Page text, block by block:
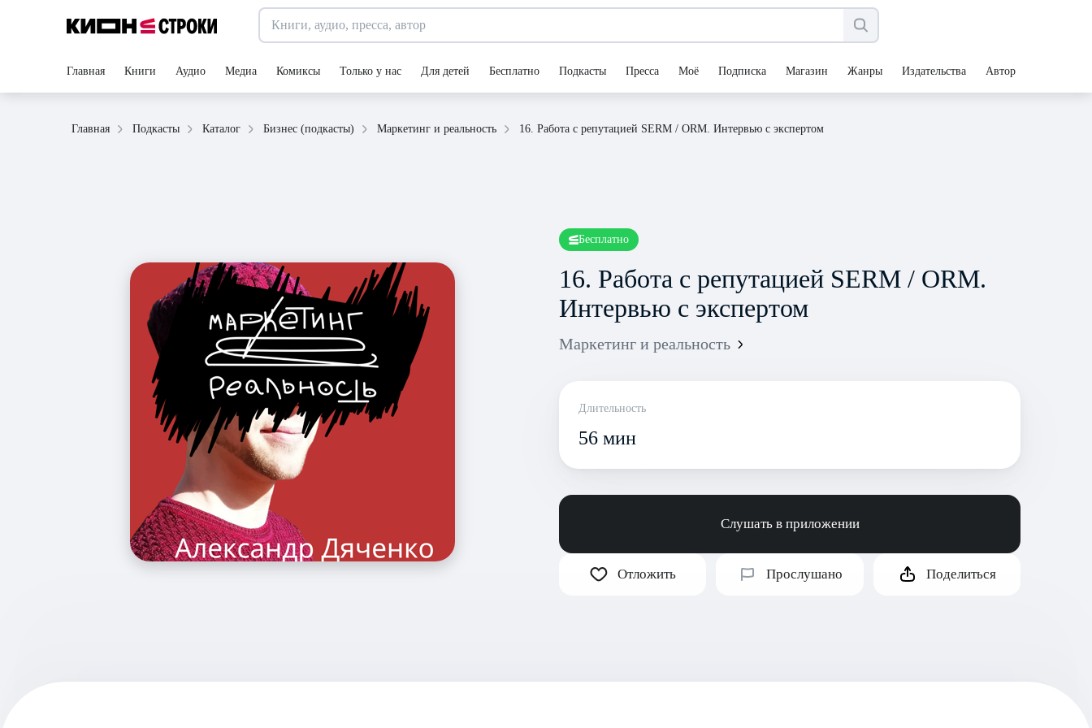
Главная Книги Аудио Медиа Комиксы Только у нас Для детей Бесплатно Подкасты Пресса Моё Подписка Магазин Жанры Издательства Авторы
Главная Подкасты Каталог Бизнес (подкасты) Маркетинг и реальность 16. Работа с репутацией SERM / ORM. Интервью с экспертом
Бесплатно
16. Работа с репутацией SERM / ORM.
Интервью с экспертом
Маркетинг и реальность
Длительность
56 мин
Слушать в приложении
Отложить Прослушано Поделиться